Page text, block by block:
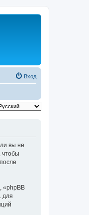
Вход
вы не
чтобы
«phpBB
для